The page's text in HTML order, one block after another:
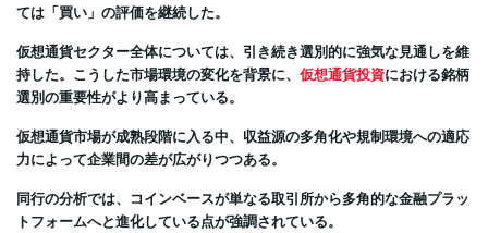
ては「買い」の評価を継続した。
仮想通貨セクター全体については、引き続き選別的に強気な見通しを維
持した。こうした市場環境の変化を背景に、 仮想通貨投資における銘柄
選別の重要性がより高まっている。
仮想通貨市場が成熟段階に入る中、収益源の多角化や規制環境への適応
力によって企業間の差が広がりつつある。
同行の分析では、コインベースが単なる取引所から多角的な金融プラッ
トフォームへと進化している点が強調されている。